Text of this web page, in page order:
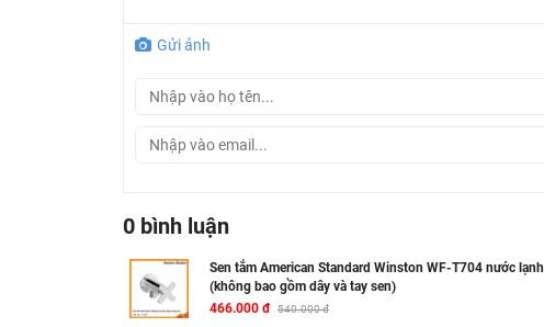
Gửi ảnh
0 bình luận
Sen tắm American Standard Winston WF-T704 nước lạnh
(không bao gồm dây và tay sen)
466.000 đ
540.000 đ